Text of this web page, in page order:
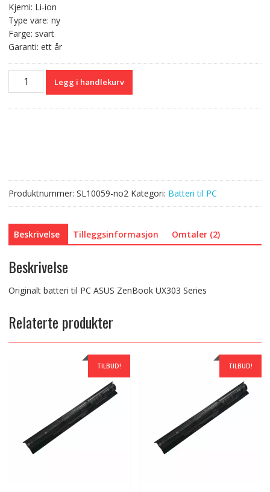
Kjemi: Li-ion
Type vare: ny
Farge: svart
Garanti: ett år
Originalt
batteri
antall
Legg i handlekurv
Produktnummer: SL10059-no2 Kategori: Batteri til PC
Beskrivelse Tilleggsinformasjon Omtaler (2)
Beskrivelse
Originalt batteri til PC ASUS ZenBook UX303 Series
Relaterte produkter
TILBUD! TILBUD!